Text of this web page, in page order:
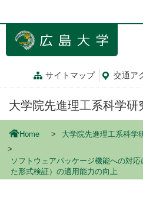
ン
サイトマップ 交通ア
大学院先進理工系科学研
Home 大学院先進理工系科学
ソフトウェアパッケージ機能への対
た形式検証）の適用能力の向上